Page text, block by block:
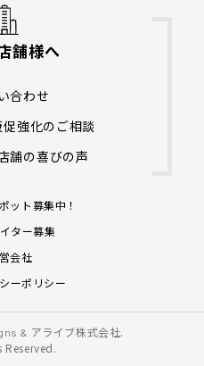
舗様へ
合わせ
強化のご相談
舗の喜びの声
ット募集中！
ター募集
会社
ーポリシー
& アライブ株式会社.
Reserved.